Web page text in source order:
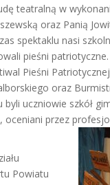
teatralną w
oraz Panią
spektaklu nasi
pieśni patriotyczne.
Pieśni
oraz
uczniowie szkół
oceniani przez
Powiatu